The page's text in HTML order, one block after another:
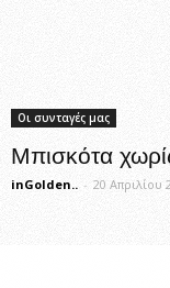
Οι συνταγές μας
Μπισκότα
inGolden.. - 20 Απριλίου